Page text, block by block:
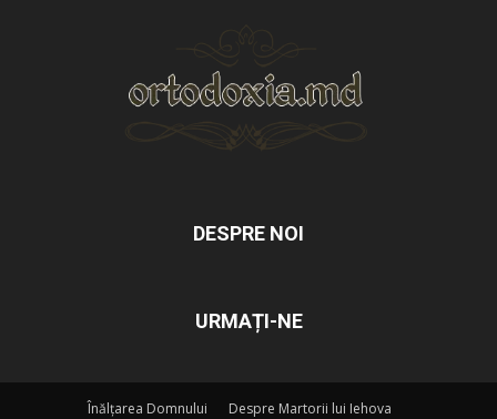
DESPRE NOI
URMAȚI-NE
Înălțarea Domnului Despre Martorii lui Iehova